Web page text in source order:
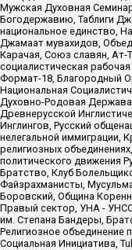
Мужская Духовная
Богодержавию, Таблиги
национальное единство,
Джамаат мувахидов,
Карачая, Союз славян, Ат-
социалистическая
Формат-18, Благородный
Национальная
Духовно-Родовая Держава
Древнерусской
Инглингов, Русский
нелегальной иммиграции,
религиозных
политического движения
Братство, Клуб
Файзрахманисты,
Боровский, Община
Правый сектор, УНА -
им. Степана Бандеры,
Религиозное объединение
Социальная Инициатива,